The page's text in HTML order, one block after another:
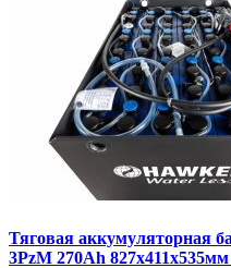
Тяговая аккумуляторная
3PzM 270Ah 827x411x535мм